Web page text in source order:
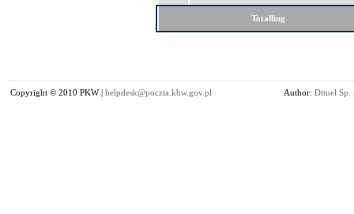
Totalling
Copyright © 2010 PKW | helpdesk@poczta.kbw.gov.pl Author: Dituel Sp.